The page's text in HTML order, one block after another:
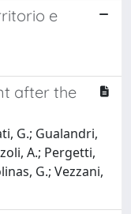
e
after the
G.; Gualandri,
A.; Pergetti,
G.; Vezzani,